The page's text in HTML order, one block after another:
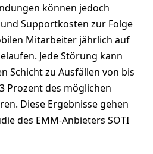
können jedoch
Supportkosten zur Folge
Mitarbeiter jährlich auf
Jede Störung kann
Schicht zu Ausfällen von bis
Prozent des möglichen
Diese Ergebnisse gehen
des EMM-Anbieters SOTI